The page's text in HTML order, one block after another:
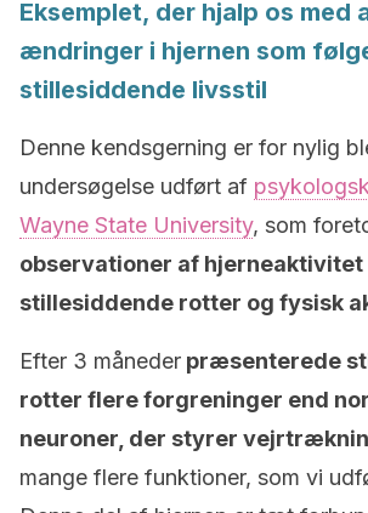
Eksemplet, der hjalp os med
ændringer i hjernen som
stillesiddende livsstil
Denne kendsgerning er for nylig
undersøgelse udført af
Wayne State University, som
observationer af hjerneaktivitet
stillesiddende rotter og fysisk
Efter 3 måneder præsenterede
rotter flere forgreninger end
neuroner, der styrer
mange flere funktioner, som vi